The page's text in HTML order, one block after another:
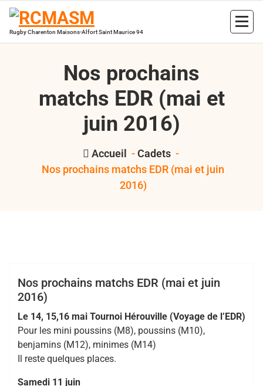
Aller
au
contenu
Rugby Charenton Maisons-Alfort Saint Maurice 94
Nos prochains
matchs EDR (mai et
juin 2016)
Accueil -Cadets -
Nos prochains matchs EDR (mai et juin
2016)
Cadets Club EDR Juniors Minimes
Nos prochains matchs EDR (mai et juin
2016)
Le 14, 15,16 mai Tournoi Hérouville (Voyage de l’EDR)
Pour les mini poussins (M8), poussins (M10),
benjamins (M12), minimes (M14)
Il reste quelques places.
Samedi 11 juin